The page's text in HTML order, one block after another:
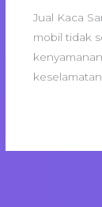
Jual Kaca
mobil tidak